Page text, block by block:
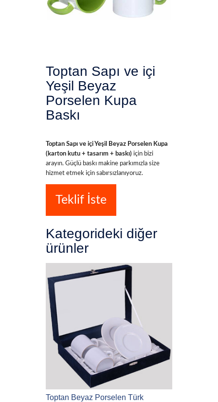
Toptan Sapı ve içi
Yeşil Beyaz
Porselen Kupa
Baskı
Toptan Sapı ve içi Yeşil Beyaz Porselen Kupa
(karton kutu + tasarım + baskı) için bizi
arayın. Güçlü baskı makine parkımızla size
hizmet etmek için sabırsızlanıyoruz.
Teklif İste
Kategorideki diğer
ürünler
Toptan Beyaz Porselen Türk